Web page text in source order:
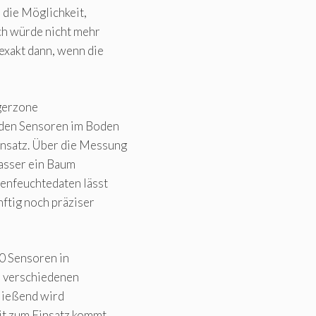
die Möglichkeit,
würde nicht mehr
dann, wenn die
Sensoren im Boden
Über die Messung
ein Baum
lässt
noch präziser
Sensoren in
wird